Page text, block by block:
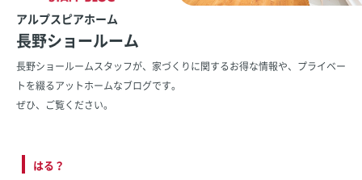
アルプスピアホーム
長野ショールーム
長野ショールームスタッフが、家づくりに関するお得な情報や、 プライベー
トを綴るアットホームなブログです。
ぜひ、ご覧ください。
はる？